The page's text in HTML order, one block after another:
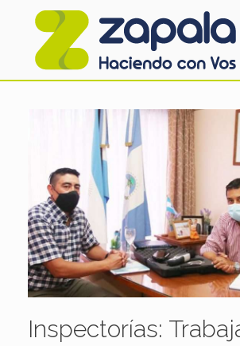
Inspectorías: